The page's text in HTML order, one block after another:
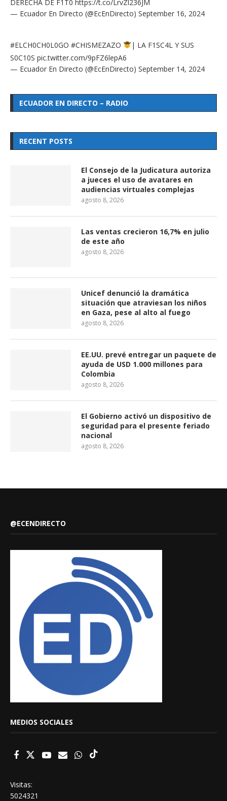
DERECHA DE F1T0 https://t.co/LrvZl236JM
— Ecuador En Directo (@EcEnDirecto) September 16, 2024
#ELCH0CH0L0GO #CHISMEZAZO
| LA F1SC4L Y SUS
S0C10S pic.twitter.com/9pFZ6lepA6
— Ecuador En Directo (@EcEnDirecto) September 14, 2024
ECUADOR EN DIRECTO – RADIO
RECENT POSTS
El Consejo de la Judicatura autoriza
a jueces el uso de avatares en
audiencias virtuales complejas
agosto 8, 2026
Las ventas crecieron 16,7% en julio
de este año
agosto 8, 2026
Unicef denunció la dramática
situación que atraviesan los niños
en Gaza, pese al alto al fuego
agosto 8, 2026
EE.UU. prevé entregar un paquete de
ayuda de USD 1.000 millones para
Colombia
agosto 8, 2026
El Gobierno activó un dispositivo de
seguridad para el presente feriado
nacional
agosto 8, 2026
@ECENDIRECTO
MEDIOS SOCIALES
Visitas:
5024321